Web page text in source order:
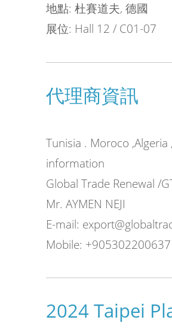
地點: 杜賽道夫, 德國
展位: Hall 12 / C01-07
代理商資訊
Tunisia . Moroco
information
Global Trade Renewal /
Mr. AYMEN NEJI
E-mail:
Mobile: +905302200637
2024 Taipei
的食品包
我們的氣泡布製造機
粉碎機及更換不同成